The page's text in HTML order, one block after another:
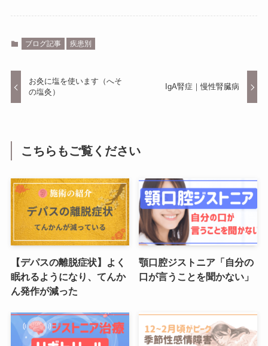
ブログ記事 疾患別
お灸に塩を使います（へそ
の塩灸）
IgA腎症｜慢性腎臓病
こちらもご覧ください
【デパスの離脱症状】よく
眠れるようになり、てんか
ん発作が減った
顎口腔ジストニア「自分の
口が言うことを聞かない」